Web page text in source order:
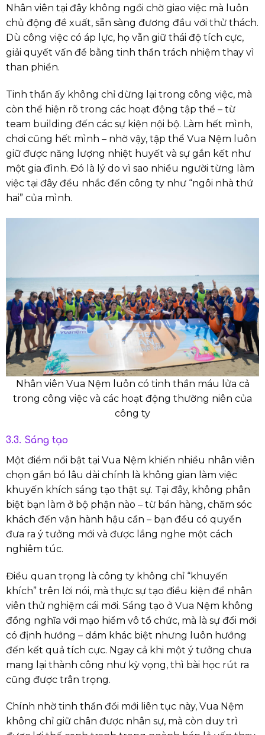
Nhân viên tại đây không ngồi chờ giao việc mà luôn
chủ động đề xuất, sẵn sàng đương đầu với thử thách.
Dù công việc có áp lực, họ vẫn giữ thái độ tích cực,
giải quyết vấn đề bằng tinh thần trách nhiệm thay vì
than phiền.
Tinh thần ấy không chỉ dừng lại trong công việc, mà
còn thể hiện rõ trong các hoạt động tập thể – từ
team building đến các sự kiện nội bộ. Làm hết mình,
chơi cũng hết mình – nhờ vậy, tập thể Vua Nệm luôn
giữ được năng lượng nhiệt huyết và sự gắn kết như
một gia đình. Đó là lý do vì sao nhiều người từng làm
việc tại đây đều nhắc đến công ty như “ngôi nhà thứ
hai” của mình.
Nhân viên Vua Nệm luôn có tinh thần máu lửa cả
trong công việc và các hoạt động thường niên của
công ty
3.3. Sáng tạo
Một điểm nổi bật tại Vua Nệm khiến nhiều nhân viên
chọn gắn bó lâu dài chính là không gian làm việc
khuyến khích sáng tạo thật sự. Tại đây, không phân
biệt bạn làm ở bộ phận nào – từ bán hàng, chăm sóc
khách đến vận hành hậu cần – bạn đều có quyền
đưa ra ý tưởng mới và được lắng nghe một cách
nghiêm túc.
Điều quan trọng là công ty không chỉ “khuyến
khích” trên lời nói, mà thực sự tạo điều kiện để nhân
viên thử nghiệm cái mới. Sáng tạo ở Vua Nệm không
đồng nghĩa với mạo hiểm vô tổ chức, mà là sự đổi mới
có định hướng – dám khác biệt nhưng luôn hướng
đến kết quả tích cực. Ngay cả khi một ý tưởng chưa
mang lại thành công như kỳ vọng, thì bài học rút ra
cũng được trân trọng.
Chính nhờ tinh thần đổi mới liên tục này, Vua Nệm
không chỉ giữ chân được nhân sự, mà còn duy trì